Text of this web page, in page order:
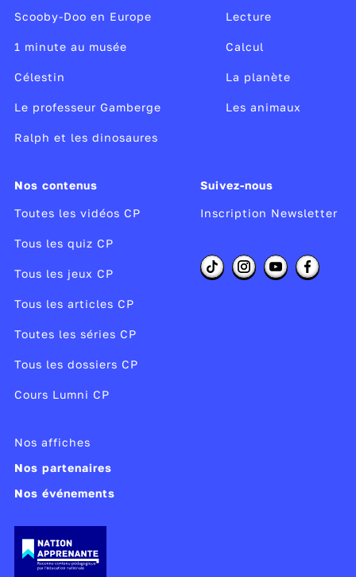
Scooby-Doo en Europe
1 minute au musée
Célestin
Le professeur Gamberge
Ralph et les dinosaures
Lecture
Calcul
La planète
Les animaux
Nos contenus
Toutes les vidéos CP
Tous les quiz CP
Tous les jeux CP
Tous les articles CP
Toutes les séries CP
Tous les dossiers CP
Cours Lumni CP
Suivez-nous
Inscription Newsletter
Nos affiches
Nos partenaires
Nos événements